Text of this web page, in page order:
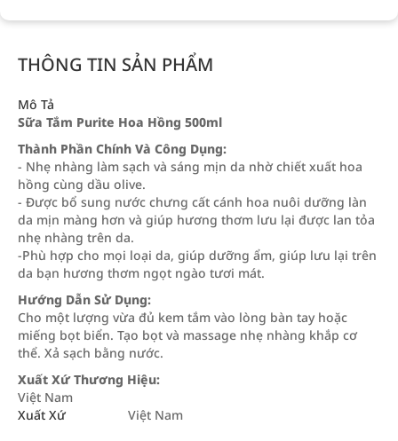
THÔNG TIN SẢN PHẨM
Mô Tả
Sữa Tắm Purite Hoa Hồng 500ml
Thành Phần Chính Và Công Dụng:
- Nhẹ nhàng làm sạch và sáng mịn da nhờ chiết xuất hoa
hồng cùng dầu olive.
- Được bổ sung nước chưng cất cánh hoa nuôi dưỡng làn
da mịn màng hơn và giúp hương thơm lưu lại được lan tỏa
nhẹ nhàng trên da.
-Phù hợp cho mọi loại da, giúp dưỡng ẩm, giúp lưu lại trên
da bạn hương thơm ngọt ngào tươi mát.
Hướng Dẫn Sử Dụng:
Cho một lượng vừa đủ kem tắm vào lòng bàn tay hoặc
miếng bọt biển. Tạo bọt và massage nhẹ nhàng khắp cơ
thể. Xả sạch bằng nước.
Xuất Xứ Thương Hiệu:
Việt Nam
Xuất Xứ
Việt Nam